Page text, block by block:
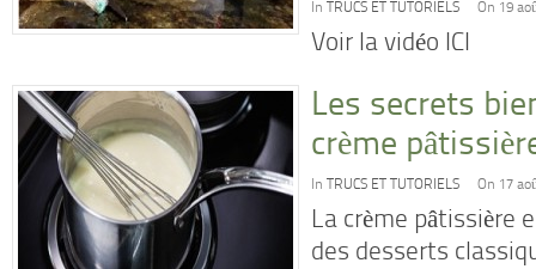
In TRUCS ET TUTORIELS On 19
Voir la vidéo ICI
Les secrets
crème
In TRUCS ET TUTORIELS On 17
La crème pâtissière
des desserts